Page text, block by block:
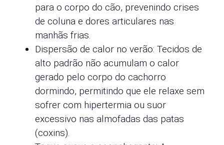
para o corpo do cão, prevenindo crises
de coluna e dores articulares nas
manhãs frias.
Dispersão de calor no verão: Tecidos de
alto padrão não acumulam o calor
gerado pelo corpo do cachorro
dormindo, permitindo que ele relaxe sem
sofrer com hipertermia ou suor
excessivo nas almofadas das patas
(coxins).